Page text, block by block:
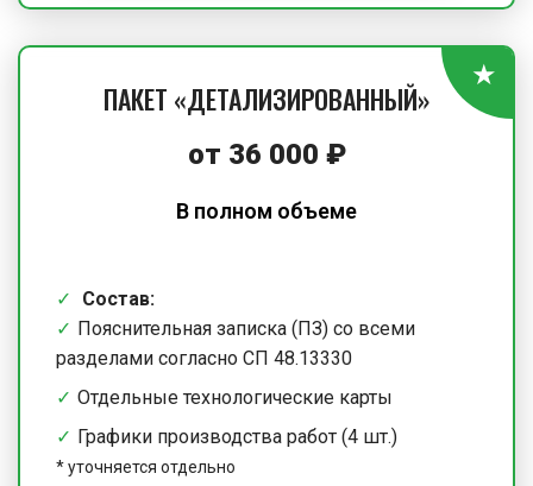
ПАКЕТ «ДЕТАЛИЗИРОВАННЫЙ»
от 36 000 ₽
В полном объеме
Состав:
Пояснительная записка (ПЗ) со всеми
разделами согласно СП 48.13330
Отдельные технологические карты
Графики производства работ (4 шт.)
*уточняется отдельно